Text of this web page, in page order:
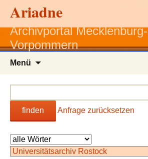
Ariadne
Archivportal Mecklenburg-
Vorpommern
Menü
finden Anfrage zurücksetzen